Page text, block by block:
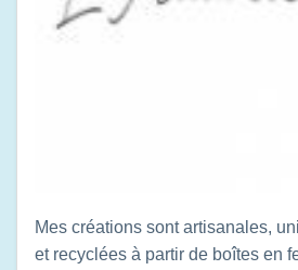
Mes créations sont artisanales,
et recyclées à partir de boîtes en